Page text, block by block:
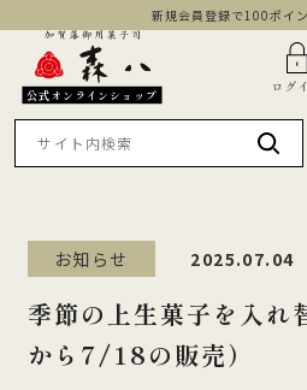
新規会員登録で100ポイ
公式オンラインショップ ログ
お知らせ 2025.07.04
季節の上生菓子を入
から7/18の販売）